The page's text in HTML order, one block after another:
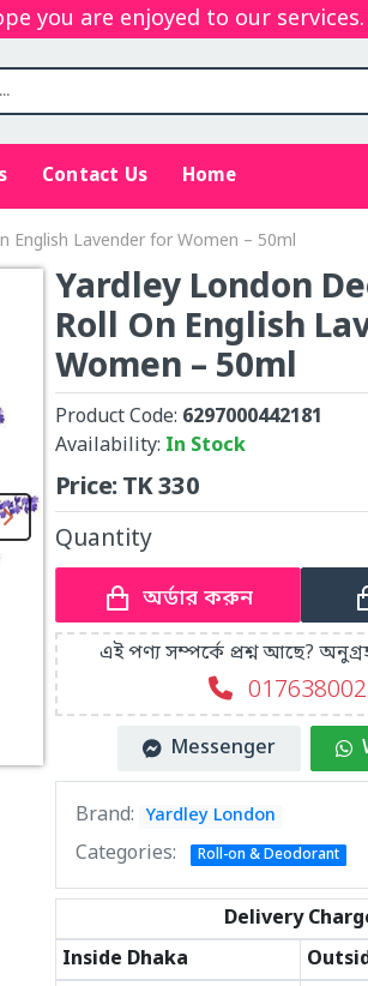
are enjoyed to our services.
Contact Us Home
English Lavender for Women – 50ml
Yardley London
Roll On English
Women – 50ml
Product Code: 6297000442181
Availability: In Stock
Price:TK330
Quantity
অর্ডার করুন
এই পণ্য সম্পর্কে প্রশ্ন আছে?
Messenger
Brand: Yardley London
Categories: Roll-on & Deodorant
Delivery
Inside Dhaka